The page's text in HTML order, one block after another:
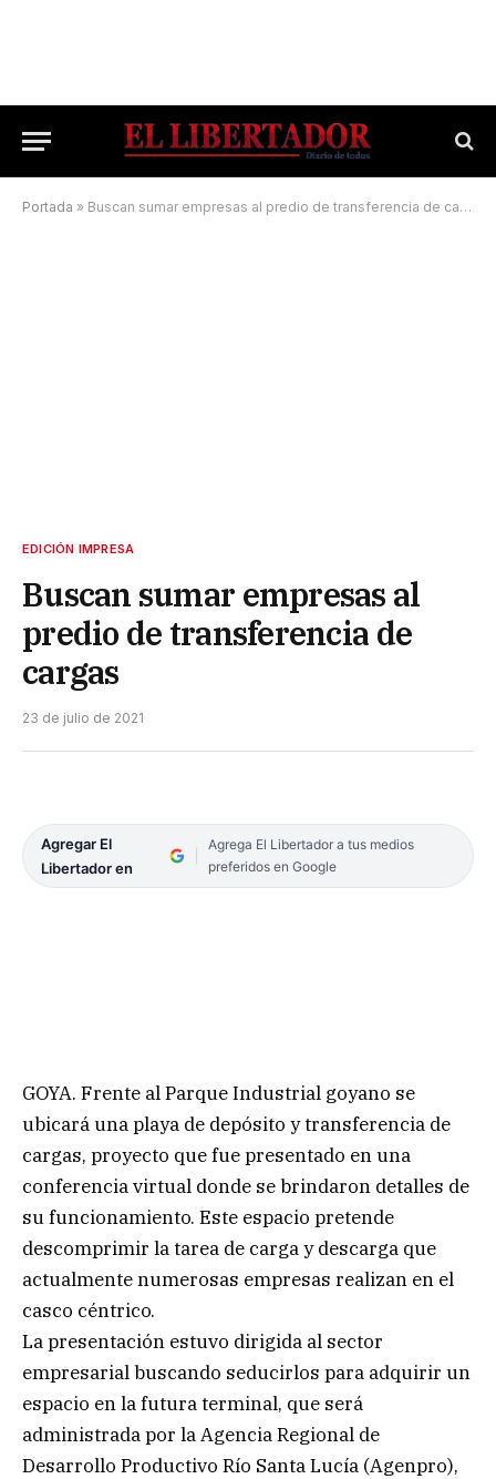
Portada » Buscan sumar empresas al predio de transferencia de cargas
EDICIÓN IMPRESA
Buscan sumar empresas al
predio de transferencia de
cargas
23 de julio de 2021
Agregar El
Libertador en
Agrega El Libertador a tus medios
preferidos en Google
GOYA. Frente al Parque Industrial goyano se
ubicará una playa de depósito y transferencia de
cargas, proyecto que fue presentado en una
conferencia virtual donde se brindaron detalles de
su funcionamiento. Este espacio pretende
descomprimir la tarea de carga y descarga que
actualmente numerosas empresas realizan en el
casco céntrico.
La presentación estuvo dirigida al sector
empresarial buscando seducirlos para adquirir un
espacio en la futura terminal, que será
administrada por la Agencia Regional de
Desarrollo Productivo Río Santa Lucía (Agenpro),